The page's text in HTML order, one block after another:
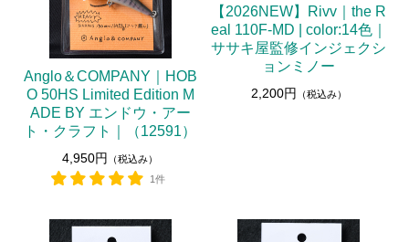
Anglo＆COMPANY｜HOB
O 50HS Limited Edition M
ADE BY エンドウ・アー
ト・クラフト｜（12591）
4,950円
（税込み）
1件
【2026NEW】Rivv｜the R
eal 110F-MD | color:14色｜
ササキ屋監修インジェクシ
ョンミノー
2,200円 （税込み）